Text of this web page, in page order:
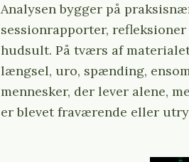
Analysen bygger på
sessionrapporter,
hudsult. På tværs af
længsel, uro, spænding,
mennesker, der lever alene,
er blevet fraværende eller